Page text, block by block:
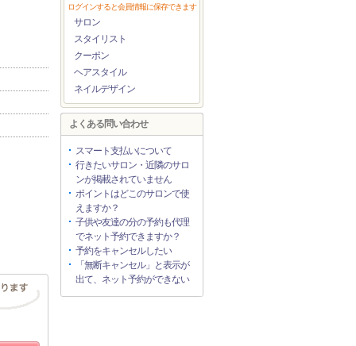
ログインすると会員情報に保存できます
サロン
スタイリスト
クーポン
ヘアスタイル
ネイルデザイン
よくある問い合わせ
スマート支払いについて
行きたいサロン・近隣のサロ
ンが掲載されていません
ポイントはどこのサロンで使
えますか？
子供や友達の分の予約も代理
でネット予約できますか？
予約をキャンセルしたい
「無断キャンセル」と表示が
出て、ネット予約ができない